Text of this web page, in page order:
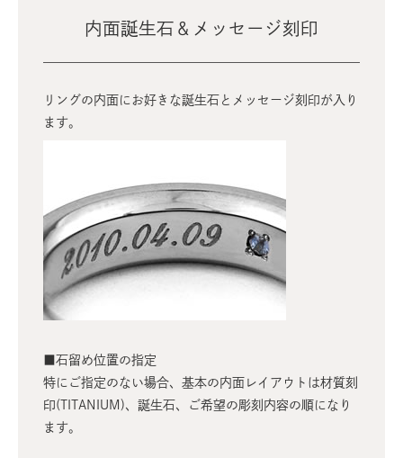
内面誕生石＆メッセージ刻印
リングの内面にお好きな誕生石とメッセージ刻印が入り
ます。
■石留め位置の指定
特にご指定のない場合、基本の内面レイアウトは材質刻
印(TITANIUM)、誕生石、ご希望の彫刻内容の順になり
ます。